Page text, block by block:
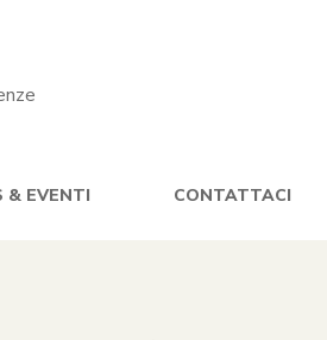
& EVENTI CONTATTACI